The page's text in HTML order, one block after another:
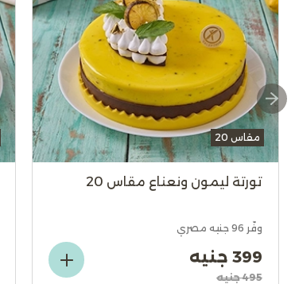
مقاس 20
تورتة ليمون ونعناع مقاس 20
وفّر 96 جنيه مصري
399 جنيه
495 جنيه